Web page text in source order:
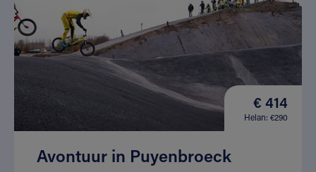
€ 414
Helan: €290
Avontuur in Puyenbroeck